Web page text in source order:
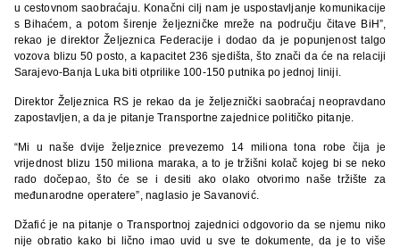
u cestovnom saobraćaju. Konačni cilj nam je uspostavljanje komunikacije
s Bihaćem, a potom širenje željezničke mreže na području čitave BiH”,
rekao je direktor Željeznica Federacije i dodao da je popunjenost talgo
vozova blizu 50 posto, a kapacitet 236 sjedišta, što znači da će na relaciji
Sarajevo-Banja Luka biti otprilike 100-150 putnika po jednoj liniji.
Direktor Željeznica RS je rekao da je željeznički saobraćaj neopravdano
zapostavljen, a da je pitanje Transportne zajednice političko pitanje.
“Mi u naše dvije željeznice prevezemo 14 miliona tona robe čija je
vrijednost blizu 150 miliona maraka, a to je tržišni kolač kojeg bi se neko
rado dočepao, što će se i desiti ako olako otvorimo naše tržište za
međunarodne operatere”, naglasio je Savanović.
Džafić je na pitanje o Transportnoj zajednici odgovorio da se njemu niko
nije obratio kako bi lično imao uvid u sve te dokumente, da je to više